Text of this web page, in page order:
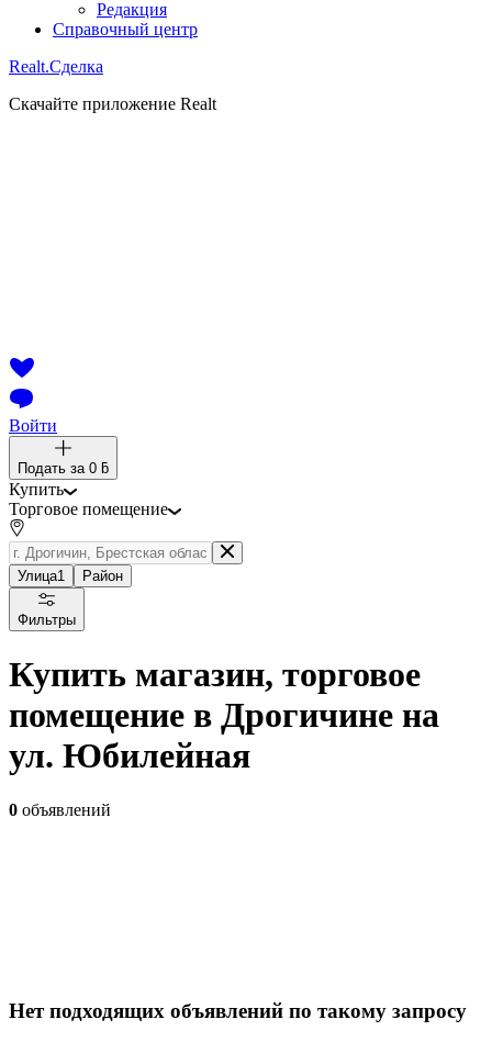
Редакция
Справочный центр
Realt.Сделка
Скачайте приложение Realt
Войти
Подать за 0 ƃ
Купить
Торговое помещение
Улица1 Район
Фильтры
Купить магазин, торговое
помещение в Дрогичине на
ул. Юбилейная
0 объявлений
Нет подходящих объявлений по такому запросу